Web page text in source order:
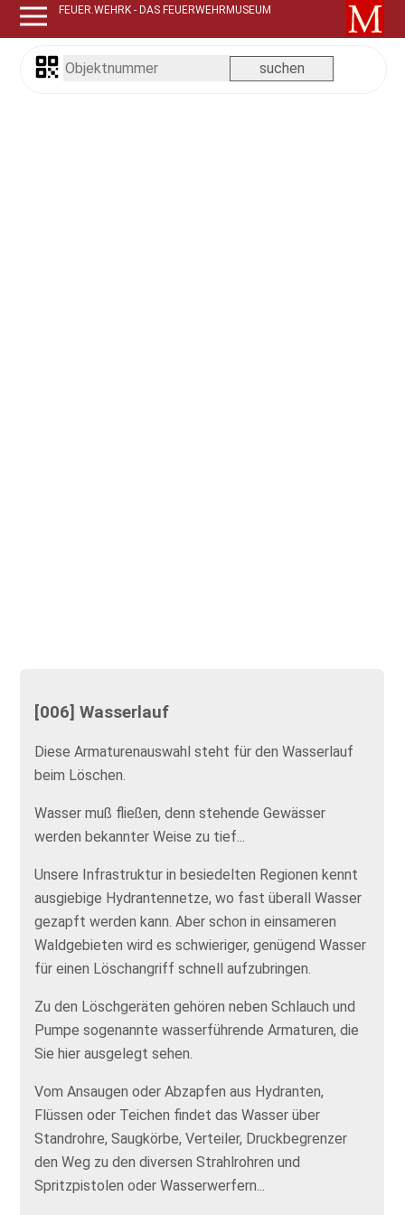
FEUER.WEHRK - DAS FEUERWEHRMUSEUM
[006] Wasserlauf
Diese Armaturenauswahl steht für den Wasserlauf
beim Löschen.
Wasser muß fließen, denn stehende Gewässer
werden bekannter Weise zu tief...
Unsere Infrastruktur in besiedelten Regionen kennt
ausgiebige Hydrantennetze, wo fast überall Wasser
gezapft werden kann. Aber schon in einsameren
Waldgebieten wird es schwieriger, genügend Wasser
für einen Löschangriff schnell aufzubringen.
Zu den Löschgeräten gehören neben Schlauch und
Pumpe sogenannte wasserführende Armaturen, die
Sie hier ausgelegt sehen.
Vom Ansaugen oder Abzapfen aus Hydranten,
Flüssen oder Teichen findet das Wasser über
Standrohre, Saugkörbe, Verteiler, Druckbegrenzer
den Weg zu den diversen Strahlrohren und
Spritzpistolen oder Wasserwerfern...